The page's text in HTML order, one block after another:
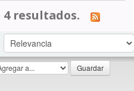
resultados.